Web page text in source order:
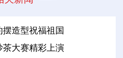
造型祝福祖国
大赛精彩上演